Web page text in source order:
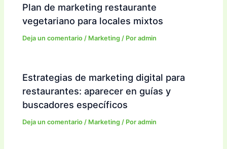
Plan de marketing restaurante
vegetariano para locales mixtos
Deja un comentario / Marketing / Poradmin
Estrategias de marketing digital para
restaurantes: aparecer en guías y
buscadores específicos
Deja un comentario / Marketing / Poradmin